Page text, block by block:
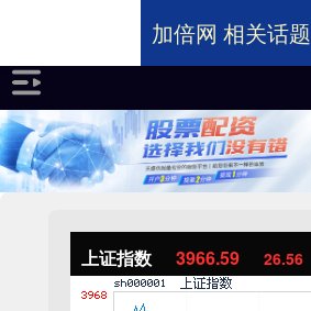
上证指数 3966.59 26.56
加倍网 相关话题